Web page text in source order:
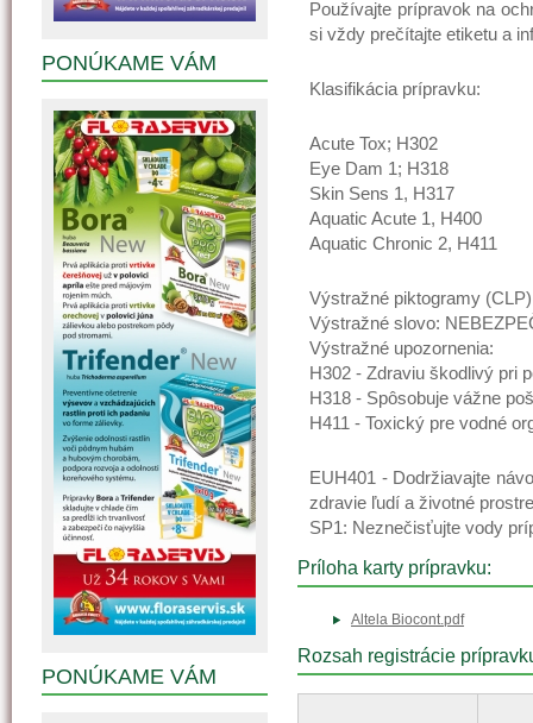
Používajte prípravok na
si vždy prečítajte etiketu a
Klasifikácia prípravku:
Acute Tox; H302
Eye Dam 1; H318
Skin Sens 1, H317
Aquatic Acute 1, H400
Aquatic Chronic 2, H411
Výstražné piktogramy
Výstražné slovo:
Výstražné upozornenia:
H302 - Zdraviu škodlivý pri
H318 - Spôsobuje vážne
H411 - Toxický pre vodné
EUH401 - Dodržiavajte
zdravie ľudí a životné
SP1: Neznečisťujte vody
Príloha karty prípravku:
Altela Biocont.pdf
Rozsah registrácie
PONÚKAME VÁM
PONÚKAME VÁM